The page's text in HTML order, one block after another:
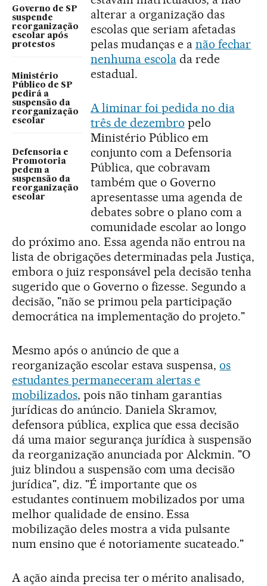
Governo de SP
suspende
reorganização
escolar após
protestos
Ministério
Público de SP
pedirá a
suspensão da
reorganização
escolar
Defensoria e
Promotoria
pedem a
suspensão da
reorganização
escolar
alterar a organização das
escolas que seriam afetadas
pelas mudanças e a não fechar
nenhuma escolada rede
estadual.
A liminar foi pedida no dia
três de dezembro pelo
Ministério Público em
conjunto com a Defensoria
Pública, que cobravam
também que o Governo
apresentasse uma agenda de
debates sobre o plano com a
comunidade escolar ao longo
do próximo ano. Essa agenda não entrou na
lista de obrigações determinadas pela Justiça,
embora o juiz responsável pela decisão tenha
sugerido que o Governo o fizesse. Segundo a
decisão, "não se primou pela participação
democrática na implementação do projeto."
Mesmo após o anúncio de que a
reorganização escolar estava suspensa,os
estudantes permaneceram alertas e
mobilizados, pois não tinham garantias
jurídicas do anúncio. Daniela Skramov,
defensora pública, explica que essa decisão
dá uma maior segurança jurídica à suspensão
da reorganização anunciada por Alckmin. "O
juiz blindou a suspensão com uma decisão
jurídica", diz. "É importante que os
estudantes continuem mobilizados por uma
melhor qualidade de ensino. Essa
mobilização deles mostra a vida pulsante
num ensino que é notoriamente sucateado."
A ação ainda precisa ter o mérito analisado,